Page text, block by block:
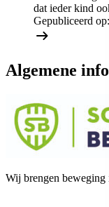
dat ieder kind
Gepubliceerd op:
Algemene
Wij brengen beweging